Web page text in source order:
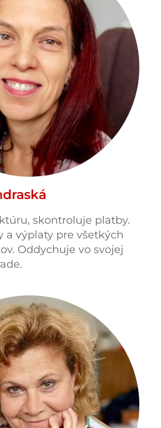
skontroluje platby.
a výplaty pre všetkých
Oddychuje vo svojej